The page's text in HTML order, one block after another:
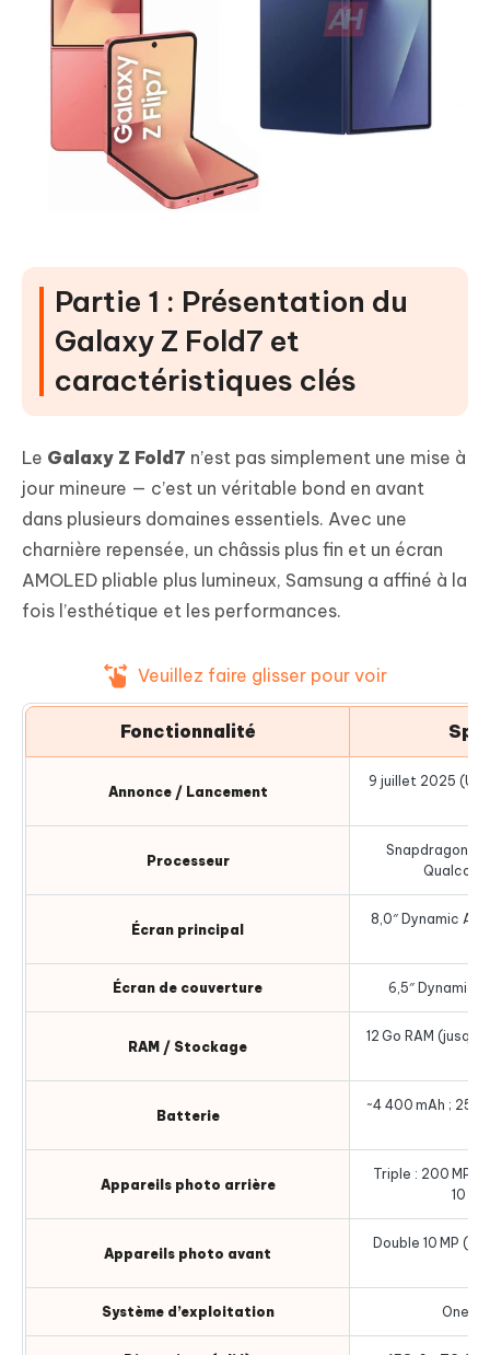
Partie 1 : Présentation du
Galaxy Z Fold7 et
caractéristiques clés
Le Galaxy Z Fold7 n’est pas simplement une mise à
jour mineure — c’est un véritable bond en avant
dans plusieurs domaines essentiels. Avec une
charnière repensée, un châssis plus fin et un écran
AMOLED pliable plus lumineux, Samsung a affiné à la
fois l’esthétique et les performances.
Veuillez faire glisser pour voir
Fonctionnalité
Annonce / Lancement
9 juillet 2025
Processeur
Snapdragon 8
Écran principal
8,0″ Dynamic
Écran de couverture 6,5″ Dynamic
RAM / Stockage
12 Go RAM
Batterie
~4 400 mAh ; 25
Appareils photo arrière
Triple : 200 MP +
10
Appareils photo avant
Double 10 MP
Système d’exploitation One